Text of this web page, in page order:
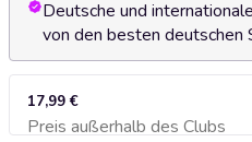
Deutsche und
von den besten deutschen
17,99 €
Preis außerhalb des Clubs
Zum Warenkorb